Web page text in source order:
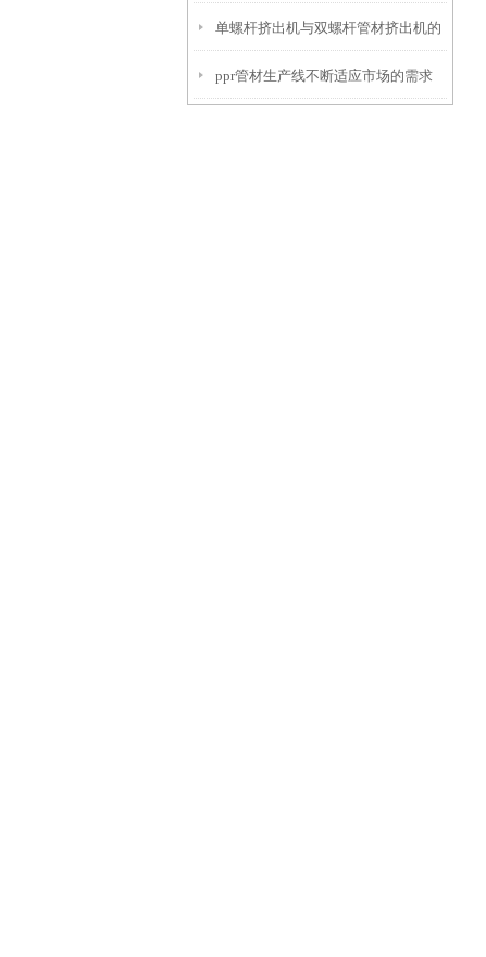
单螺杆挤出机与双螺杆管材挤出机的
特点与区别
ppr管材生产线不断适应市场的需求